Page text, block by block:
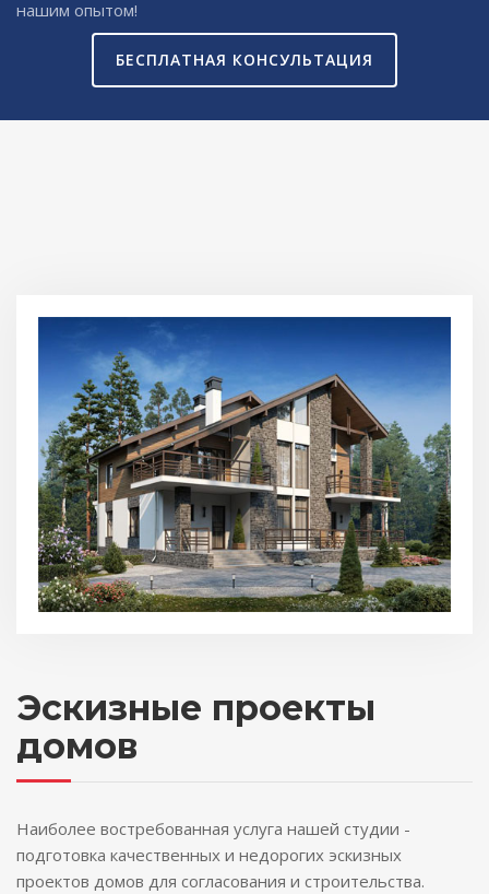
нашим опытом!
БЕСПЛАТНАЯ КОНСУЛЬТАЦИЯ
Эскизные проекты
домов
Наиболее востребованная услуга нашей студии -
подготовка качественных и недорогих эскизных
проектов домов для согласования и строительства.